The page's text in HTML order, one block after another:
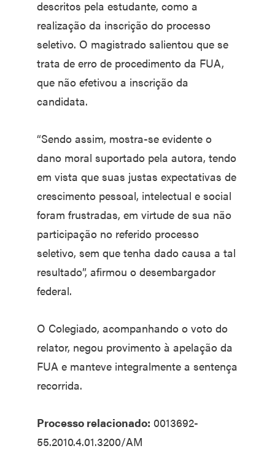
descritos pela estudante, como a
realização da inscrição do processo
seletivo. O magistrado salientou que se
trata de erro de procedimento da FUA,
que não efetivou a inscrição da
candidata.
“Sendo assim, mostra-se evidente o
dano moral suportado pela autora, tendo
em vista que suas justas expectativas de
crescimento pessoal, intelectual e social
foram frustradas, em virtude de sua não
participação no referido processo
seletivo, sem que tenha dado causa a tal
resultado”, afirmou o desembargador
federal.
O Colegiado, acompanhando o voto do
relator, negou provimento à apelação da
FUA e manteve integralmente a sentença
recorrida.
Processo relacionado: 0013692-
55.2010.4.01.3200/AM